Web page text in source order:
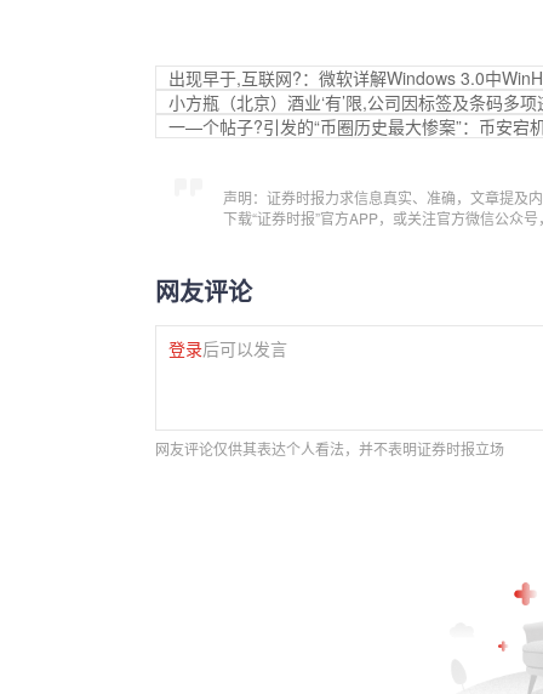
出现早于,互联网?：微软详解Windows 3.0中
小方瓶（北京）酒业‘有’限,公司因标签及条码多
一—个帖子?引发的“币圈历史最大惨案”：币安宕
声明：证券时报力求信息真实、准确，文章提及
下载“证券时报”官方APP，或关注官方微信公众
网友评论
登录后可以发言
网友评论仅供其表达个人看法，并不表明证券时报立场